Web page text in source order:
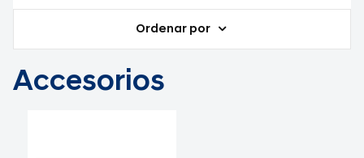
Ordenar por
Accesorios